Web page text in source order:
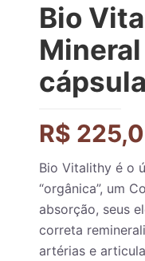
Bio
R$
Bio Vitalithy é o
“orgânica”, um
absorção, seus
correta
artérias e